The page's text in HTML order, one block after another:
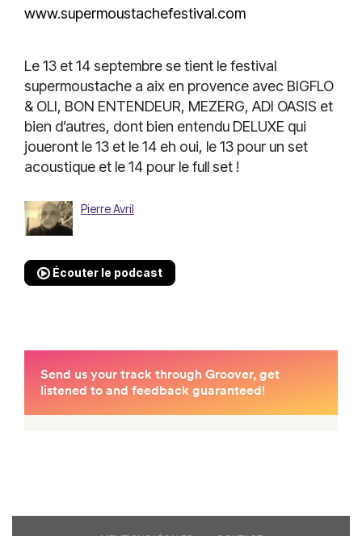
www.supermoustachefestival.com
Le 13 et 14 septembre se tient le festival
supermoustache a aix en provence avec BIGFLO
& OLI, BON ENTENDEUR, MEZERG, ADI OASIS et
bien d’autres, dont bien entendu DELUXE qui
joueront le 13 et le 14 eh oui, le 13 pour un set
acoustique et le 14 pour le full set !
Pierre Avril
Écouter le podcast